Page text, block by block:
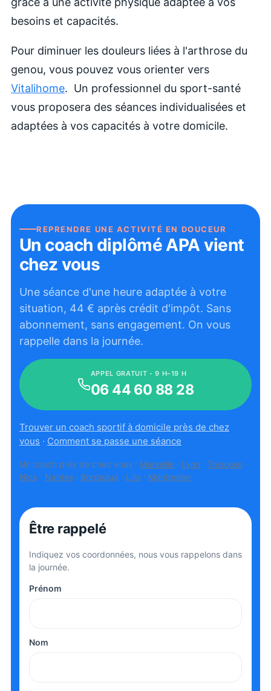
besoins et capacités.
Pour diminuer les douleurs liées à l'arthrose du
genou, vous pouvez vous orienter vers
Vitalihome. Un professionnel du sport-santé
vous proposera des séances individualisées et
adaptées à vos capacités à votre domicile.
REPRENDRE UNE ACTIVITÉ EN DOUCEUR
Un coach diplômé APA vient
chez vous
Une séance d'une heure adaptée à votre
situation, 44 € après crédit d'impôt. Sans
abonnement, sans engagement. On vous
rappelle dans la journée.
APPEL GRATUIT - 9 H–19 H
06 44 60 88 28
Trouver un coach sportif à domicile près de chez
vous · Comment se passe une séance
Un coach près de chez vous : Marseille · Lyon · Toulouse ·
Nice · Nantes · Bordeaux · Lille · Montpellier
Être rappelé
Indiquez vos coordonnées, nous vous rappelons dans
la journée.
Prénom
Nom